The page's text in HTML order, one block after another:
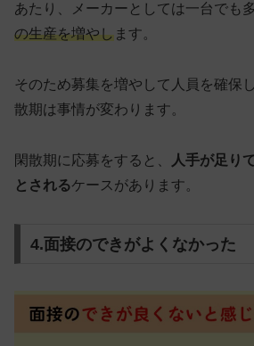
あたり、メーカーとしては一台でも
の生産を増やします。
そのため募集を増やして人員を確保
散期は事情が変わります。
閑散期に応募をすると、
人手が足り
とされるケースがあります。
4.面接のできがよくなかった